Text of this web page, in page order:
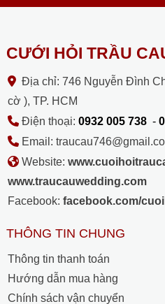
CƯỚI HỎI TRẦU
Địa chỉ: 746 Nguyễn Đình
cờ ), TP. HCM
Điện thoại: 0932 005 738-
Email:
Website:
www.traucauwedding.com
Facebook: facebook.com/
THÔNG TIN CHUNG
Thông tin thanh toán
Hướng dẫn mua hàng
Chính sách vận chuyển